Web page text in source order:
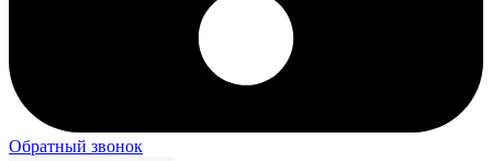
Обратный звонок